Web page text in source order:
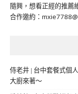
隨興，想看正經的推
合作邀約：
侍老井 | 台中套餐式個
大廚來著～